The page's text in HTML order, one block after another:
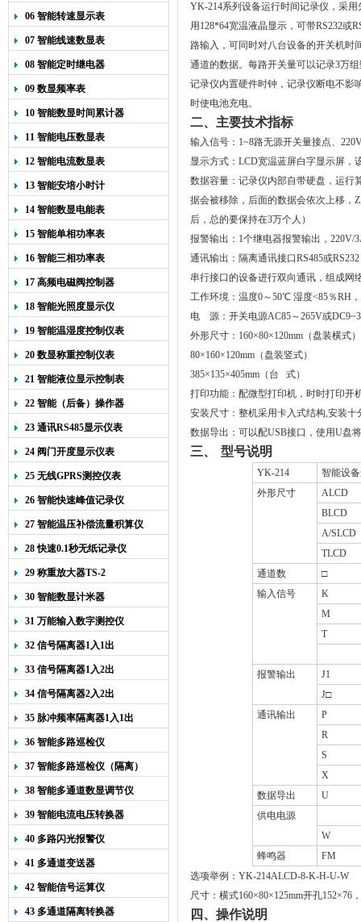
06 智能转速显示表
07 智能线速数显表
08 智能定时继电器
09 数显频率表
10 智能数显时间累计器
11 智能电压数显表
12 智能电流数显表
13 智能安培小时计
14 智能数显电能表
15 智能单相功率表
16 智能三相功率表
17 高频电磁阀控制器
18 智能光照度显示仪
19 智能温湿度控制仪表
20 数显称重控制仪表
21 智能液位显示控制表
22 智能（后备）操作器
23 通讯RS485显示仪表
24 阀门开度显示仪表
25 无线GPRS测控仪表
26 智能快速峰值记录仪
27 智能温压补偿流量积算仪
28 快速0.1秒无纸记录仪
29 称重放大器TS-2
30 智能数显计米器
31 万能输入数字测控仪
32 信号隔离器1入1出
33 信号隔离器1入2出
34 信号隔离器2入2出
35 脉冲频率隔离器1入1出
36 智能多路巡检仪
37 智能多路巡检仪（隔离）
38 智能多通道数显调节仪
39 智能电流电压转换器
40 多路闪光报警仪
41 多通道变送器
42 智能信号运算仪
43 多通道隔离转换器
YK-214系列设备运行时间记录仪，采
用 128*64宽温液晶显示，可带RS232或
路输入，可同时对八台设备的开关机时
通道的数据。每路开关量可以记录3万
记录仪内置硬件时钟，记录仪断电不影
时使电池充电。
二、主要技术指标
输入信号： 1~8路无源开关量接点、
显示方式： LCD宽温蓝屏白字显示屏，
数据容量：记录仪内部自带硬盘，运行
据会被移除，后面的数据会依次上移，
后，总的要保持在3万个人）
报警输出： 1个继电器报警输出，220V/
通讯输出：隔离通讯接口RS485或RS232
串行接口的设备进行双向通讯，组成网
工作环境：温度0～50℃ 湿度<85％RH
电
源：开关电源AC85～265V或
外形尺寸： 160×80×120mm （盘装横式）
80×160×120mm （盘装竖式）
385×135×405mm （台
式）
打印功能：配微型打印机，时时打印开
安装尺寸：整机采用卡入式结构,安装十
数据导出：可以配USB接口，使用U盘
三、 型号说明
YK-214
智能设
外形尺寸
ALCD
BLCD
A/SLCD
TLCD
通道数
□
输入信号
K
M
T
报警输出
J1
J□
通讯输出
P
R
S
X
数据导出
U
供电电源
W
蜂鸣器
FM
选项举例： YK-214ALCD-8-K-H-U-W
尺寸：横式160×80×125mm开孔152×76
四、操作说明